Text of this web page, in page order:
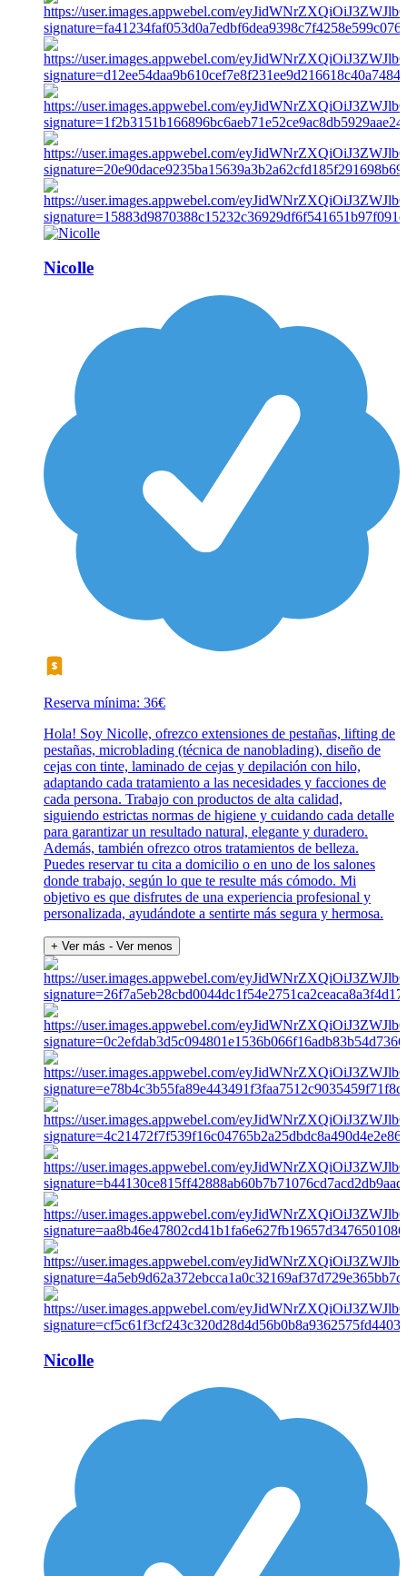
Nicolle
Reserva mínima: 36€
Hola! Soy Nicolle, ofrezco extensiones de pestañas, lifting de
pestañas, microblading (técnica de nanoblading), diseño de
cejas con tinte, laminado de cejas y depilación con hilo,
adaptando cada tratamiento a las necesidades y facciones de
cada persona. Trabajo con productos de alta calidad,
siguiendo estrictas normas de higiene y cuidando cada detalle
para garantizar un resultado natural, elegante y duradero.
Además, también ofrezco otros tratamientos de belleza.
Puedes reservar tu cita a domicilio o en uno de los salones
donde trabajo, según lo que te resulte más cómodo. Mi
objetivo es que disfrutes de una experiencia profesional y
personalizada, ayudándote a sentirte más segura y hermosa.
+ Ver más - Ver menos
Nicolle